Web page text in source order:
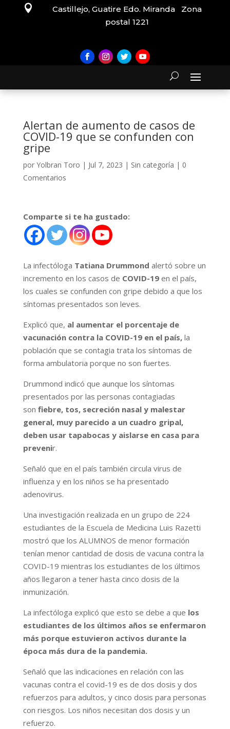

Castillejo, Guatire Edo. Miranda Zona
postal 1221
Alertan de aumento de casos de
COVID-19 que se confunden con
gripe
por Yolbran Toro | Jul 7, 2023 | Sin categoría | 0
Comentarios
Comparte si te ha gustado:
La infectóloga Tatiana Drummond alertó sobre un
incremento en los casos de COVID-19 en el país,
los cuales se confunden con gripe debido a que los
síntomas presentados son leves.
Explicó que, al aumentar el porcentaje de
vacunación contra la COVID-19 en el país,la
población que se contagia trata los síntomas de
forma ambulatoria porque no son fuertes.
Drummond indicó que aunque los síntomas
presentados por las personas contagiadas
son fiebre, tos, secreción nasal y malestar
general, muy parecido a un cuadro gripal,
deben usar tapabocas y aislarse en casa para
prevenir.
Señaló que en el país también circula virus de
influenza y en los niños se ha presentado
adenovirus.
Una investigación realizada en un grupo de 224
estudiantes de la Escuela de Medicina Luis Razetti
mostró que los ALUMNOS de menor formación
tenían menor cantidad de dosis de vacuna contra la
COVID-19 mientras los estudiantes de los últimos
años llegaron a tener hasta cinco dosis de la
inmunización.
La infectóloga explicó que esto se debe a que los
estudiantes de los últimos años se enfermaron
más porque estuvieron activos durante la
época más dura de la pandemia.
Señaló que las indicaciones en relación con las
vacunas contra el covid-19 es de dos dosis y dos
refuerzos para adultos, y cinco dosis para personas
con riesgos. Los niños necesitan dos dosis y un
refuerzo.